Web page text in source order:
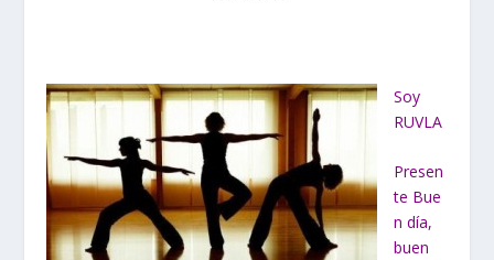
Soy
RUVLA
Presen
te Bue
n día,
buen